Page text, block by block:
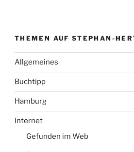
THEMEN AUF STEPHAN-
Allgemeines
Buchtipp
Hamburg
Internet
Gefunden im Web